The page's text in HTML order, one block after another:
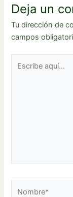
Deja un
Tu dirección de
campos